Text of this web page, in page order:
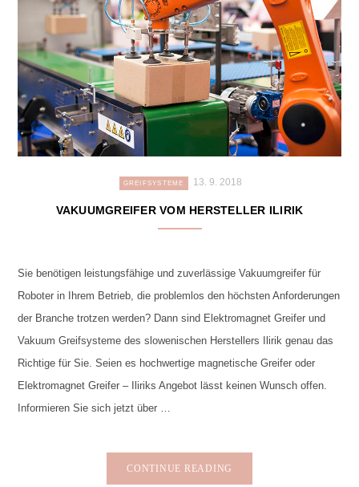
GREIFSYSTEME 13. 9. 2018
VAKUUMGREIFER VOM HERSTELLER ILIRIK
Sie benötigen leistungsfähige und zuverlässige Vakuumgreifer für
Roboter in Ihrem Betrieb, die problemlos den höchsten Anforderungen
der Branche trotzen werden? Dann sind Elektromagnet Greifer und
Vakuum Greifsysteme des slowenischen Herstellers Ilirik genau das
Richtige für Sie. Seien es hochwertige magnetische Greifer oder
Elektromagnet Greifer – Iliriks Angebot lässt keinen Wunsch offen.
Informieren Sie sich jetzt über …
CONTINUE READING